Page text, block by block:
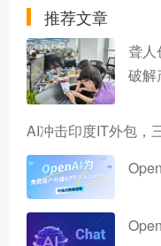
推荐文章
聋
破解
AI冲击印度IT外包，